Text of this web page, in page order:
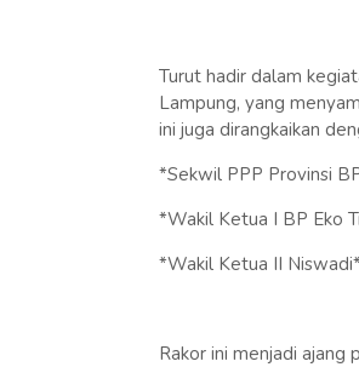
Turut hadir dalam
Lampung, yang
ini juga dirangkaikan
*Sekwil PPP Provinsi
*Wakil Ketua I BP Eko
*Wakil Ketua II Niswadi*
Rakor ini menjadi ajang